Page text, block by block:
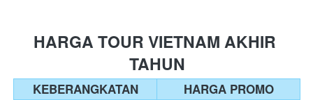
HARGA TOUR VIETNAM AKHIR
TAHUN
KEBERANGKATAN
HARGA PROMO